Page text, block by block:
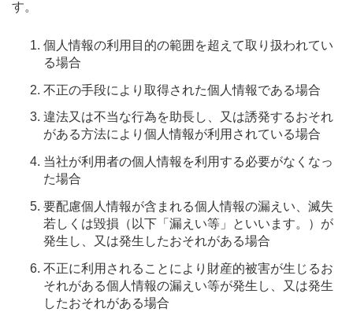
す。
個人情報の利用目的の範囲を超えて取り扱われてい
る場合
不正の手段により取得された個人情報である場合
違法又は不当な行為を助長し、又は誘発するおそれ
がある方法により個人情報が利用されている場合
当社が利用者の個人情報を利用する必要がなくなっ
た場合
要配慮個人情報が含まれる個人情報の漏えい、滅失
若しくは毀損（以下「漏えい等」といいます。）が
発生し、又は発生したおそれがある場合
不正に利用されることにより財産的被害が生じるお
それがある個人情報の漏えい等が発生し、又は発生
したおそれがある場合